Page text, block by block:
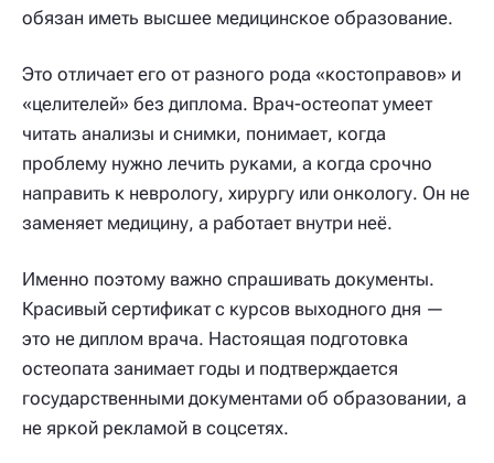
обязан иметь высшее медицинское образование.
Это отличает его от разного рода «костоправов» и
«целителей» без диплома. Врач-остеопат умеет
читать анализы и снимки, понимает, когда
проблему нужно лечить руками, а когда срочно
направить к неврологу, хирургу или онкологу. Он не
заменяет медицину, а работает внутри неё.
Именно поэтому важно спрашивать документы.
Красивый сертификат с курсов выходного дня —
это не диплом врача. Настоящая подготовка
остеопата занимает годы и подтверждается
государственными документами об образовании, а
не яркой рекламой в соцсетях.